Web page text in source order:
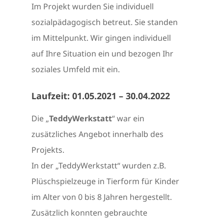
Im Projekt wurden Sie individuell
sozialpädagogisch betreut. Sie standen
im Mittelpunkt. Wir gingen individuell
auf Ihre Situation ein und bezogen Ihr
soziales Umfeld mit ein.
Laufzeit: 01.05.2021 – 30.04.2022
Die „TeddyWerkstatt“ war ein
zusätzliches Angebot innerhalb des
Projekts.
In der „TeddyWerkstatt“ wurden z.B.
Plüschspielzeuge in Tierform für Kinder
im Alter von 0 bis 8 Jahren hergestellt.
Zusätzlich konnten gebrauchte